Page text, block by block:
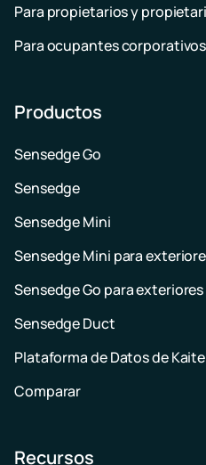
Para propietarios y
Para ocupantes
Productos
Sensedge Go
Sensedge
Sensedge Mini
Sensedge Mini para
Sensedge Go para exteriores
Sensedge Duct
Plataforma de Datos de
Comparar
Recursos